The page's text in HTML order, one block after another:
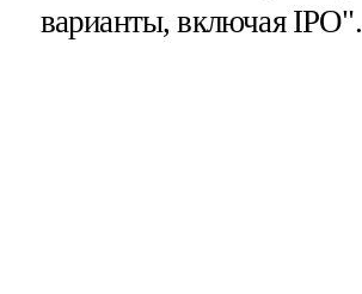
варианты, включая IPO".